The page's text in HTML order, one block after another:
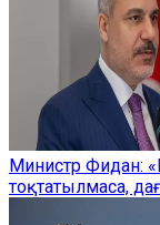
Министр Фидан:
тоқтатылмаса,